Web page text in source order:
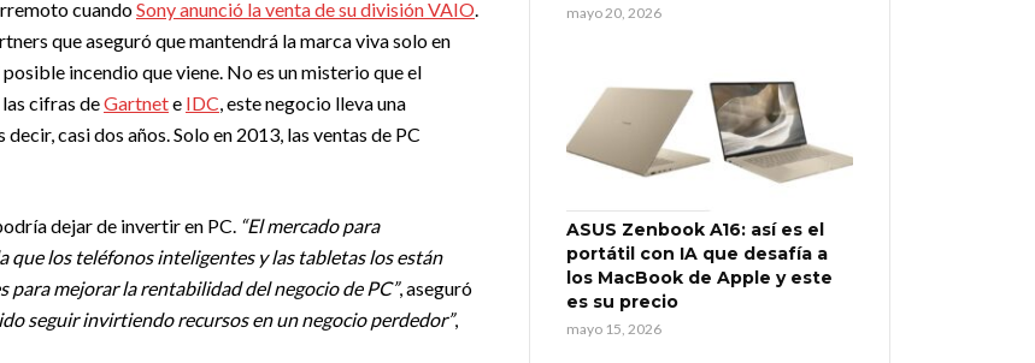
cuandoSony anunció la venta de su división VAIO
que aseguró que mantendrá la marca viva solo en
incendio que viene. No es un misterio que el
cifras deGartnete IDC , este negocio lleva una
casi dos años. Solo en 2013, las ventas de PC
dejar de invertir en PC. “El mercado para
los teléfonos inteligentes y las tabletas los están
mejorar la rentabilidad del negocio de PC”, aseguró
seguir invirtiendo recursos en un negocio perdedor”,
mayo 20, 2026
ASUS Zenbook A16: así es el
portátil con IA que desafía a
los MacBook de Apple y este
es su precio
mayo 15, 2026